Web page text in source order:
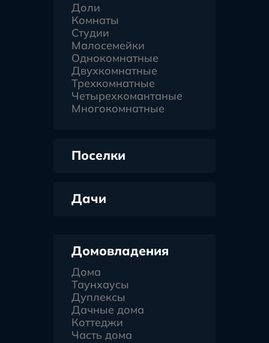
Доли
Комнаты
Студии
Малосемейки
Однокомнатные
Двухкомнатные
Трехкомнатные
Четырехкомантаные
Многокомнатные
Поселки
Дачи
Домовладения
Дома
Таунхаусы
Дуплексы
Дачные дома
Коттеджи
Часть дома